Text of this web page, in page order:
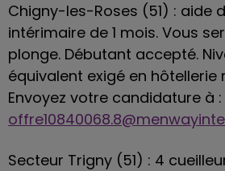
Chigny-les-Roses (51) : aide
intérimaire de 1 mois. Vous
plonge. Débutant accepté.
équivalent exigé en hôtellerie
Envoyez votre candidature à :
Secteur Trigny (51) : 4